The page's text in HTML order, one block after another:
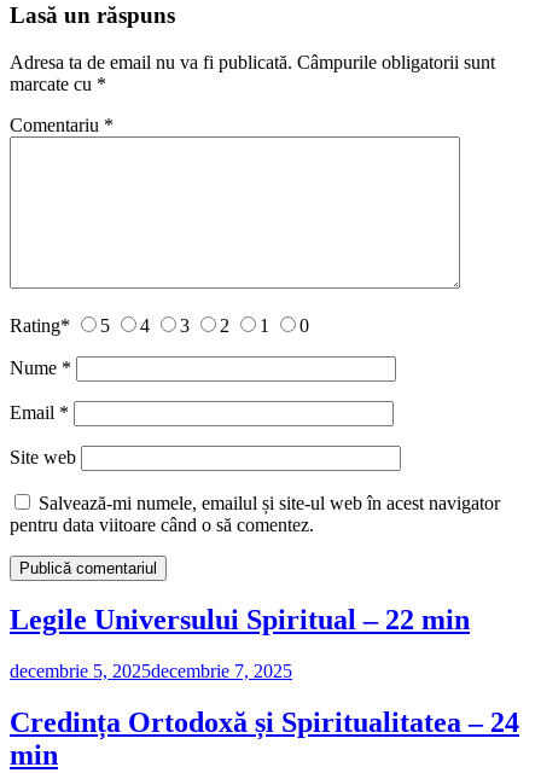
Lasă un răspuns
Adresa ta de email nu va fi publicată. Câmpurile obligatorii sunt
marcate cu *
Comentariu *
Rating* 5 4 3 2 1 0
Nume *
Email *
Site web
Salvează-mi numele, emailul și site-ul web în acest navigator
pentru data viitoare când o să comentez.
Legile Universului Spiritual – 22 min
decembrie 5, 2025decembrie 7, 2025
Credința Ortodoxă și Spiritualitatea – 24
min